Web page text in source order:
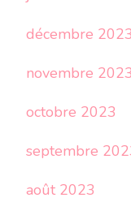
décembre 2023
novembre 2023
octobre 2023
septembre
août 2023